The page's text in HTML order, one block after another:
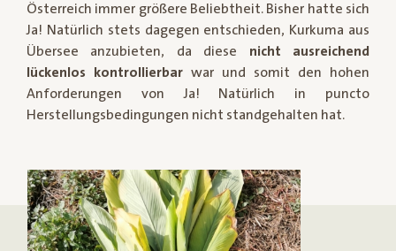
Österreich immer größere Beliebtheit. Bisher hatte sich
Ja! Natürlich stets dagegen entschieden, Kurkuma aus
Übersee anzubieten, da diese nicht ausreichend
lückenlos kontrollierbar war und somit den hohen
Anforderungen von Ja! Natürlich in puncto
Herstellungsbedingungen nicht standgehalten hat.